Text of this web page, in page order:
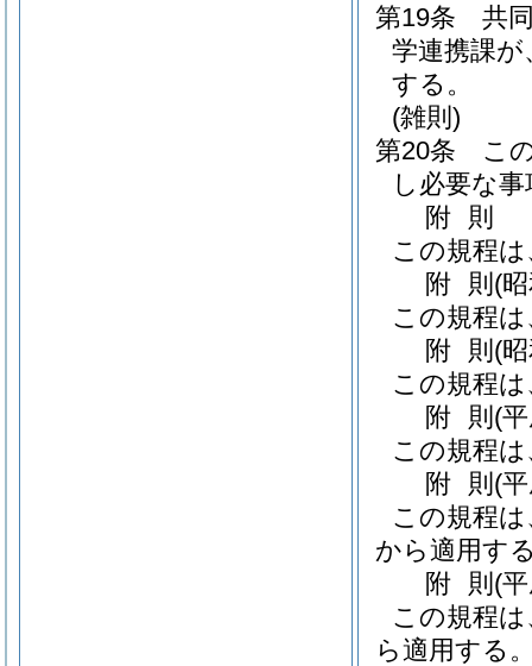
第19条
共
学連携課
する。
(雑則)
第20条
こ
し必要な
附 則
この規程
附 則 (
この規程
附 則 (
この規程
附 則 (
この規程
附 則 (
この規程
から適用す
附 則 (
この規程
ら適用する